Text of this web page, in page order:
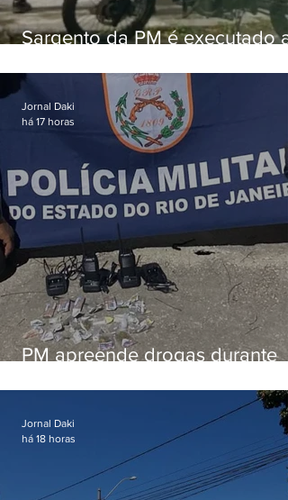
Sargento da PM é executado a
em Vaz Lobo
PM apreende drogas durante
Jornal Daki
há 17 horas
Jornal Daki
há 18 horas